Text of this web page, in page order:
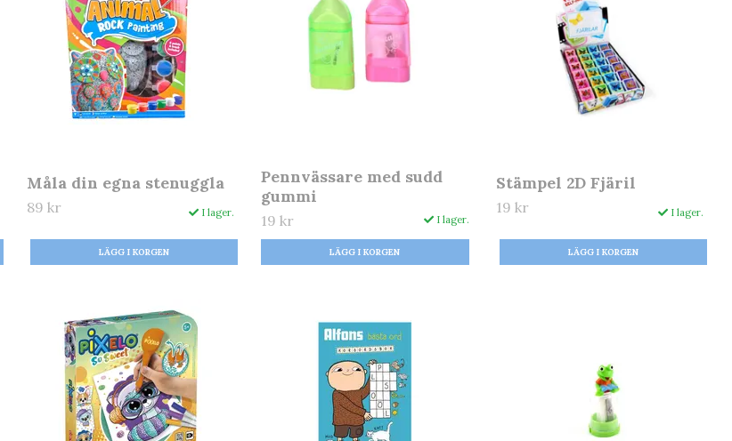
Måla din egna stenuggla
89 kr I lager.
Pennvässare med sudd
gummi
19 kr I lager.
LÄGG I KORGEN
Stämpel 2D Fjäril
19 kr I lager.